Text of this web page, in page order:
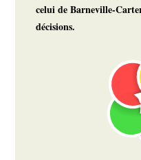
celui de Barneville-
décisions.